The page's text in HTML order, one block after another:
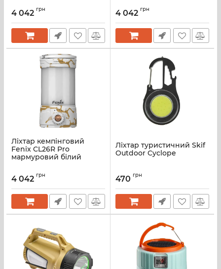
4 042 грн 4 042 грн
Ліхтар кемпінговий
Fenix CL26R Pro
мармуровий білий
4 042 грн
Ліхтар туристичний Skif
Outdoor Cyclope
470 грн